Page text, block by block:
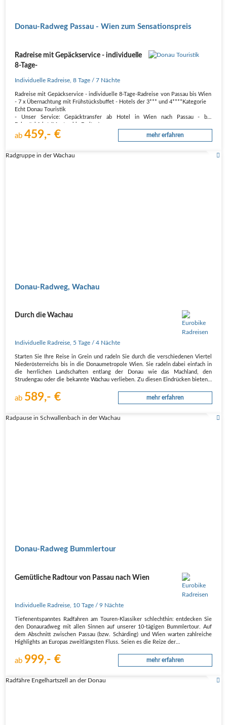
Donau-Radweg Passau - Wien zum Sensationspreis
Radreise mit Gepäckservice - individuelle
8-Tage-
Individuelle Radreise ,8 Tage / 7 Nächte
Radreise mit Gepäckservice - individuelle 8-Tage-Radreise von Passau bis Wien
- 7 x Übernachtung mit Frühstücksbuffet - Hotels der 3*** und 4****Kategorie
Echt Donau Touristik
- Unser Service: Gepäcktransfer ab Hotel in Wien nach Passau - bei
- Unschlagbar in Preis…
ab459,- € mehr erfahren
Radgruppe in der Wachau
Donau-Radweg, Wachau
Durch die Wachau
Individuelle Radreise 5 Tage / 4 Nächte
Starten Sie Ihre Reise in Grein und radeln Sie durch die verschiedenen Viertel
Niederösterreichs bis in die Donaumetropole Wien. Sie radeln dabei einfach in
die herrlichen Landschaften entlang der Donau wie das Machland, den
Strudengau oder die bekannte Wachau verlieben. Zu diesen Eindrücken bieten…
ab 589,- € mehr erfahren
Radpause in Schwallenbach in der Wachau
Donau-Radweg Bummlertour
Gemütliche Radtour von Passau nach Wien
Individuelle Radreise 10 Tage / 9 Nächte
Tiefenentspanntes Radfahren am Touren-Klassiker schlechthin: entdecken Sie
den Donauradweg mit allen Sinnen auf unserer 10-tägigen Bummlertour. Auf
dem Abschnitt zwischen Passau (bzw. Schärding) und Wien warten zahlreiche
Highlights an Europas zweitlängsten Fluss. Seien es die Reize der…
ab 999,- € mehr erfahren
Radfähre Engelhartszell an der Donau